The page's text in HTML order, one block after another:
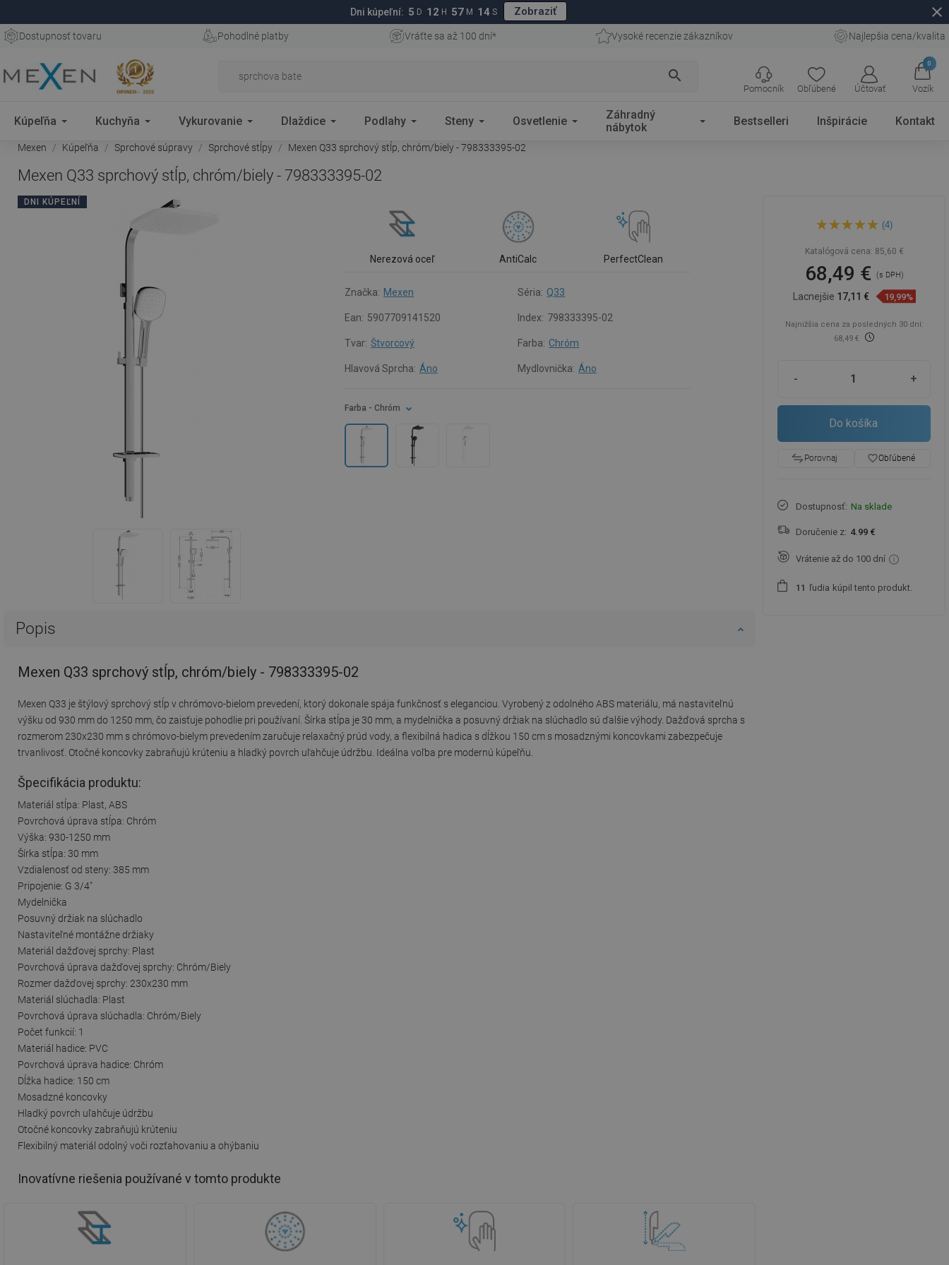
Dni kúpeľní: 5 D 12 H 57 M 13 S Zobraziť close
Dostupnosť tovaru Pohodlné platby Vráťte sa až 100 dní* Vysoké recenzie zákazníkov Najlepšia cena/kvalita
search
Obľúbené Účtovať
0
Vozík
Pomocník
Kúpeľňa Kuchyňa Vykurovanie Dlaždice Podlahy Steny Osvetlenie
Záhradný
nábytok
Bestselleri Inšpirácie Kontakt
Mexen Kúpeľňa Sprchové súpravy Sprchové stĺpy Mexen Q33 sprchový stĺp, chróm/biely - 798333395-02
Mexen Q33 sprchový stĺp, chróm/biely - 798333395-02
DNI KÚPEĽNÍ
Nerezová oceľ AntiCalc PerfectClean
Značka: Mexen Séria: Q33
Ean: 5907709141520 Index: 798333395-02
Tvar: Štvorcový Farba: Chróm
Hlavová Sprcha: Áno Mydlovnička: Áno
Farba - Chróm
Popis
Mexen Q33 sprchový stĺp, chróm/biely - 798333395-02
Mexen Q33 je štýlový sprchový stĺp v chrómovo-bielom prevedení, ktorý dokonale spája funkčnosť s eleganciou. Vyrobený z odolného ABS materiálu, má nastaviteľnú
výšku od 930 mm do 1250 mm, čo zaisťuje pohodlie pri používaní. Šírka stĺpa je 30 mm, a mydelnička a posuvný držiak na slúchadlo sú ďalšie výhody. Dažďová sprcha s
rozmerom 230x230 mm s chrómovo-bielym prevedením zaručuje relaxačný prúd vody, a flexibilná hadica s dĺžkou 150 cm s mosadznými koncovkami zabezpečuje
trvanlivosť. Otočné koncovky zabraňujú krúteniu a hladký povrch uľahčuje údržbu. Ideálna voľba pre modernú kúpeľňu.
Špecifikácia produktu:
Materiál stĺpa: Plast, ABS
Povrchová úprava stĺpa: Chróm
Výška: 930-1250 mm
Šírka stĺpa: 30 mm
Vzdialenosť od steny: 385 mm
Pripojenie: G 3/4"
Mydelnička
Posuvný držiak na slúchadlo
Nastaviteľné montážne držiaky
Materiál dažďovej sprchy: Plast
Povrchová úprava dažďovej sprchy: Chróm/Biely
Rozmer dažďovej sprchy: 230x230 mm
Materiál slúchadla: Plast
Povrchová úprava slúchadla: Chróm/Biely
Počet funkcií: 1
Materiál hadice: PVC
Povrchová úprava hadice: Chróm
Dĺžka hadice: 150 cm
Mosadzné koncovky
Hladký povrch uľahčuje údržbu
Otočné koncovky zabraňujú krúteniu
Flexibilný materiál odolný voči rozťahovaniu a ohýbaniu
Inovatívne riešenia používané v tomto produkte
Mexen Q33 sprchový stĺp,
chróm/biely - 798333395-02
(4)
Katalógová cena: 85,60 €
68,49 € (s DPH)
Lacnejšie 17,11 € 19,99%
Najnižšia cena za posledných 30 dní:
68,49 €
- +
Do košíka
Porovnaj favorite_borderObľúbené
Dostupnosť: Na sklade
Doručenie z: 4.99 €
Vrátenie až do 100 dní
1 1 ľudia kúpil tento produkt.